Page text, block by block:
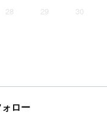
28 29
30
ロー